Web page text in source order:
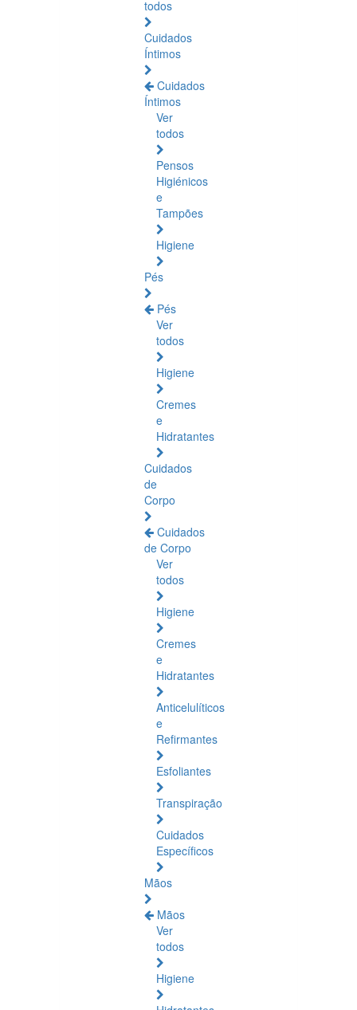
todos
Cuidados
Íntimos
Cuidados
Íntimos
Ver
todos
Pensos
Higiénicos
e
Tampões
Higiene
Pés
Pés
Ver
todos
Higiene
Cremes
e
Hidratantes
Cuidados
de
Corpo
Cuidados
de Corpo
Ver
todos
Higiene
Cremes
e
Hidratantes
Anticelulíticos
e
Refirmantes
Esfoliantes
Transpiração
Cuidados
Específicos
Mãos
Mãos
Ver
todos
Higiene